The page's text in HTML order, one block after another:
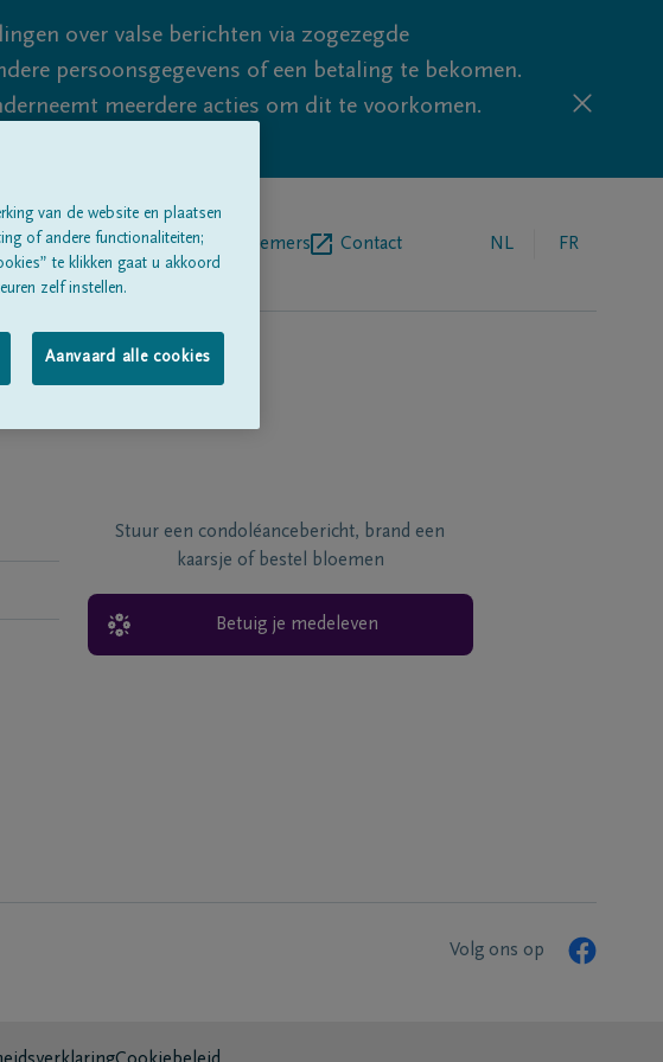
over valse berichten via zogezegde
persoonsgegevens of een betaling te bekomen.
meerdere acties om dit te voorkomen.
Over onsBegrafenisondernemers Contact NL FR
Stuur een condoléancebericht, brand een
kaarsje of bestel bloemen
Betuig je medeleven
Volg ons op
van de website en plaatsen
of andere functionaliteiten;
te klikken gaat u akkoord
zelf instellen.
Aanvaard alle cookies